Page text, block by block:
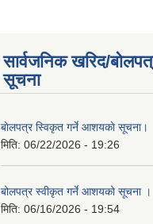
सार्वजनिक खरिद/
सूचना
बाेलपत्र स्विकृत गर्ने आशयकाे सूचना।
मिति: 06/22/2026 - 19:26
बोलपत्र स्वीकृत गर्ने आशयको सूचना ।
मिति: 06/16/2026 - 19:54